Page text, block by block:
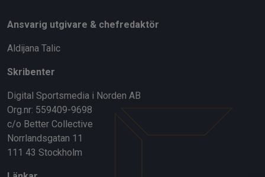
Ansvarig utgivare & chefredaktör
Aldijana Talic
Skribenter
Digital Sportsmedia i Norden AB
Org.nr: 559409-9698
c/o Better Collective
Norrlandsgatan 11
111 43 Stockholm